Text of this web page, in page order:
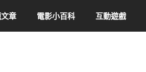
章 電影小百科 互動遊戲